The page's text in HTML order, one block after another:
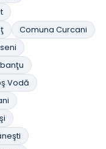
Comuna Curcani
Vodă